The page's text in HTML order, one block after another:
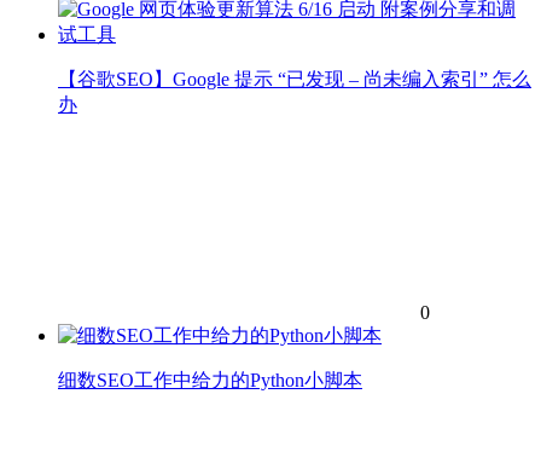
【谷歌SEO】Google 提示 “已发现 – 尚未编入索引” 怎么
办
0
细数SEO工作中给力的Python小脚本